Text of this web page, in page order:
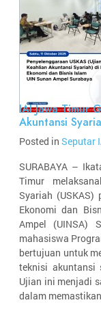
IAI Jawa Timur
Akuntansi
Posted in Seputar
SURABAYA –
Timur
Syariah (USKAS)
Ekonomi dan
Ampel (UINSA)
mahasiswa
bertujuan untuk
teknisi akuntansi
Ujian ini menjadi
dalam